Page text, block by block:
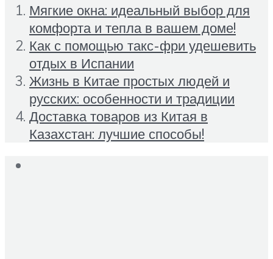
Мягкие окна: идеальный выбор для
комфорта и тепла в вашем доме!
Как с помощью такс-фри удешевить
отдых в Испании
Жизнь в Китае простых людей и
русских: особенности и традиции
Доставка товаров из Китая в
Казахстан: лучшие способы!